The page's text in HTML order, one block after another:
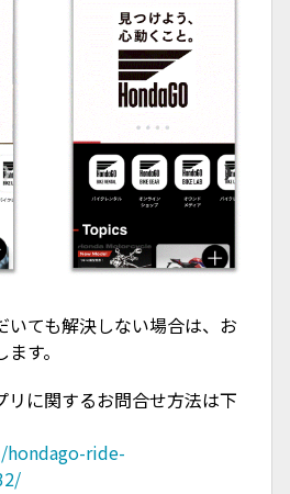
ても解決しない場合は、お
す。
に関するお問合せ方法は下
ride-